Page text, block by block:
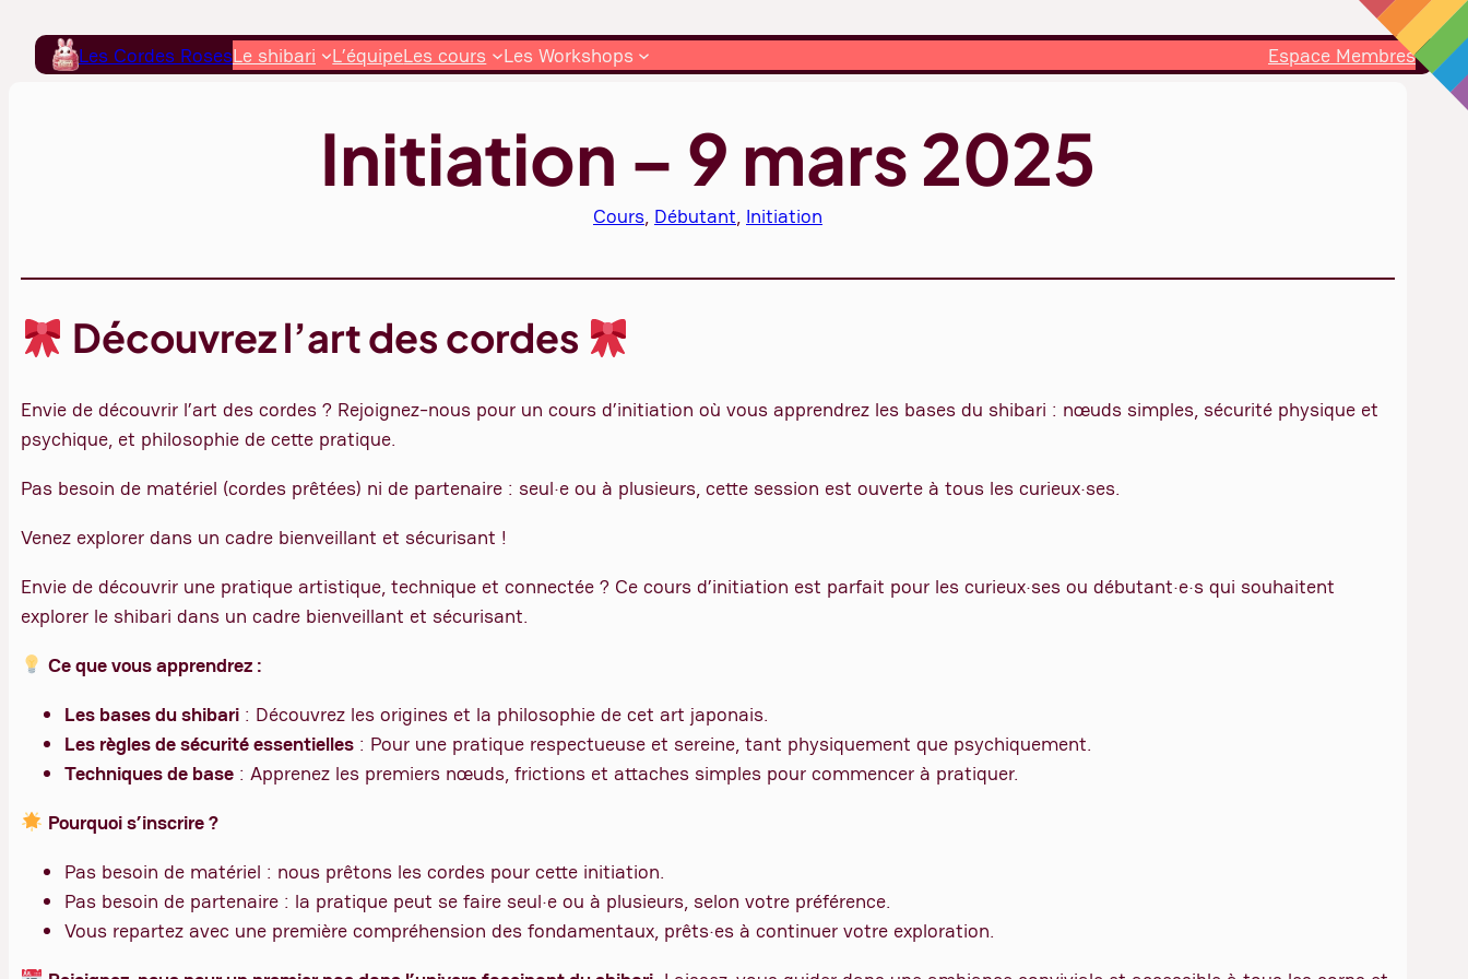
contenu
Les Cordes RosesLe shibari L’équipeLes cours Les Workshops Espace Membres
Initiation – 9 mars 2025
Cours Débutant Initiation
Découvrez l’art des cordes
Envie de découvrir l’art des cordes ? Rejoignez-nous pour un cours d’initiation où vous apprendrez les bases du shibari : nœuds simples, sécurité physique et
psychique, et philosophie de cette pratique.
Pas besoin de matériel (cordes prêtées) ni de partenaire : seul·e ou à plusieurs, cette session est ouverte à tous les curieux·ses.
Venez explorer dans un cadre bienveillant et sécurisant !
Envie de découvrir une pratique artistique, technique et connectée ? Ce cours d’initiation est parfait pour les curieux·ses ou débutant·e·s qui souhaitent
explorer le shibari dans un cadre bienveillant et sécurisant.
Ce que vous apprendrez :
Les bases du shibari: Découvrez les origines et la philosophie de cet art japonais.
Les règles de sécurité essentielles: Pour une pratique respectueuse et sereine, tant physiquement que psychiquement.
Techniques de base: Apprenez les premiers nœuds, frictions et attaches simples pour commencer à pratiquer.
Pourquoi s’inscrire ?
Pas besoin de matériel : nous prêtons les cordes pour cette initiation.
Pas besoin de partenaire : la pratique peut se faire seul·e ou à plusieurs, selon votre préférence.
Vous repartez avec une première compréhension des fondamentaux, prêts·es à continuer votre exploration.